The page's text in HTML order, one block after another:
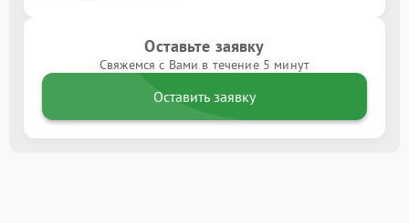
Оставьте заявку
Свяжемся с Вами в течение 5 минут
Оставить заявку